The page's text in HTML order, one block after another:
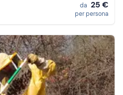
da 25 €
per persona